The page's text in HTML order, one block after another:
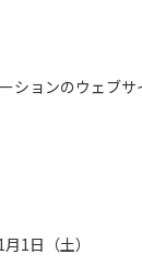
ションのウェブサ
1日（土）